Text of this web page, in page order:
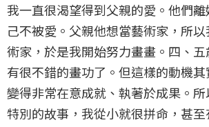
我一直很渴望得到父親的愛。他們
己不被愛。父親他想當藝術家，所
術家，於是我開始努力畫畫。四、
有很不錯的畫功了。但這樣的動機
變得非常在意成就、執著於成果。
特別的故事，我從小就很拼命，甚